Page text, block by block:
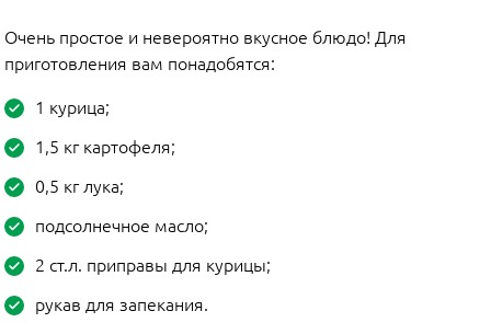
Очень простое и невероятно вкусное блюдо! Для
приготовления вам понадобятся:
1 курица;
1,5 кг картофеля;
0,5 кг лука;
подсолнечное масло;
2 ст.л. приправы для курицы;
рукав для запекания.